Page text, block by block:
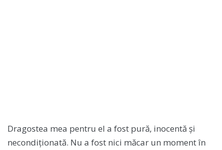
Dragostea mea pentru el a fost pură, inocentă și
necondiționată. Nu a fost nici măcar un moment în